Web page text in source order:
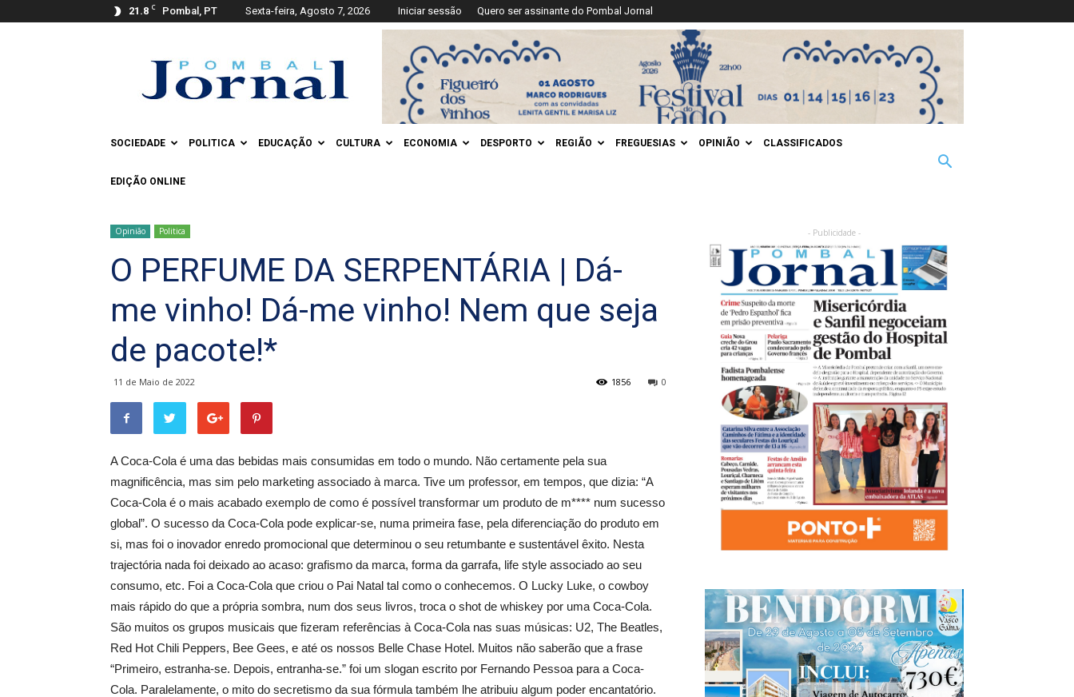
21.8 C Pombal, PT Sexta-feira, Agosto 7, 2026 Iniciar sessão Quero ser assinante do Pombal Jornal
Jornal
SOCIEDADE POLITICA EDUCAÇÃO CULTURA ECONOMIA DESPORTO REGIÃO FREGUESIAS OPINIÃO CLASSIFICADOS
EDIÇÃO ONLINE
Opinião Politica
O PERFUME DA SERPENTÁRIA | Dá-
me vinho! Dá-me vinho! Nem que seja
de pacote!*
11 de Maio de 2022 0
1856
A Coca-Cola é uma das bebidas mais consumidas em todo o mundo. Não certamente pela sua
magnificência, mas sim pelo marketing associado à marca. Tive um professor, em tempos, que dizia: “A
Coca-Cola é o mais acabado exemplo de como é possível transformar um produto de m**** num sucesso
global”. O sucesso da Coca-Cola pode explicar-se, numa primeira fase, pela diferenciação do produto em
si, mas foi o inovador enredo promocional que determinou o seu retumbante e sustentável êxito. Nesta
trajectória nada foi deixado ao acaso: grafismo da marca, forma da garrafa, life style associado ao seu
consumo, etc. Foi a Coca-Cola que criou o Pai Natal tal como o conhecemos. O Lucky Luke, o cowboy
mais rápido do que a própria sombra, num dos seus livros, troca o shot de whiskey por uma Coca-Cola.
São muitos os grupos musicais que fizeram referências à Coca-Cola nas suas músicas: U2, The Beatles,
Red Hot Chili Peppers, Bee Gees, e até os nossos Belle Chase Hotel. Muitos não saberão que a frase
“Primeiro, estranha-se. Depois, entranha-se.” foi um slogan escrito por Fernando Pessoa para a Coca-
Cola. Paralelamente, o mito do secretismo da sua fórmula também lhe atribuiu algum poder encantatório.
- Publicidade -